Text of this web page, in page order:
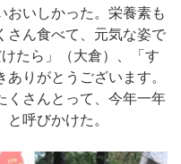
おいしかった。栄養素も
さん食べて、元気な姿で
たら」（大倉）、「す
りがとうございます。
くさんとって、今年一年
呼びかけた。